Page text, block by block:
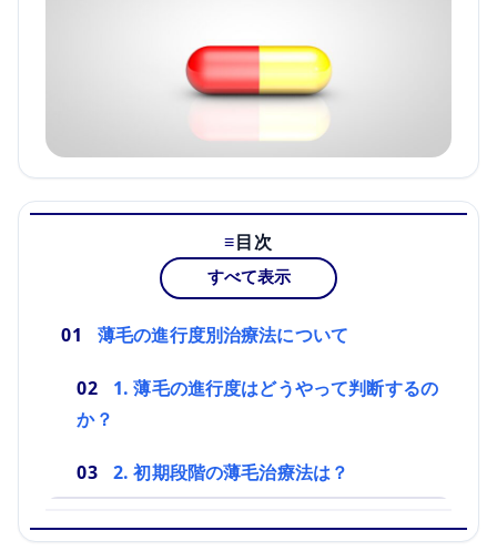
目次
すべて表示
薄毛の進行度別治療法について
1. 薄毛の進行度はどうやって判断するの
か？
2. 初期段階の薄毛治療法は？